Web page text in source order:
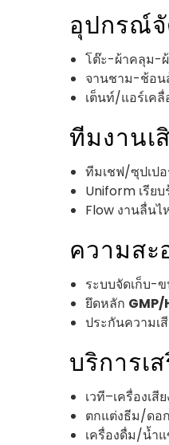
อุปกรณ์จั
โต๊ะ-ผ้าคลุม-
จานชาม-ช้อน
เต็นท์/แอร์เค
ทีมงานเ
ทีมเชฟ/ซุปเป
Uniform เรีย
Flow งานลื่น
ความสะ
ระบบจัดเก็บ-
ยึดหลัก GMP/
ประกันความเ
บริการเ
เวที–เครื่องเ
ตกแต่งธีม/ดอ
เครื่องดื่ม/น้ำ